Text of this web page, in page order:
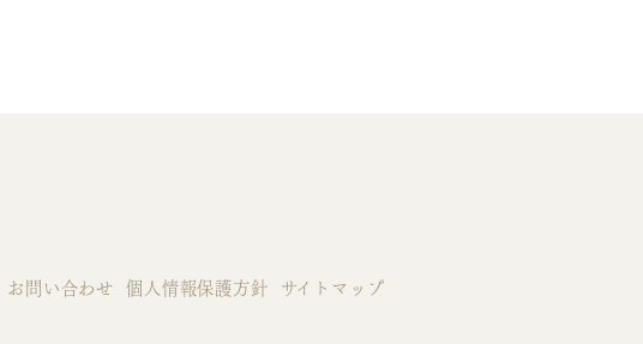
お問い合わせ 個人情報保護方針 サイトマップ